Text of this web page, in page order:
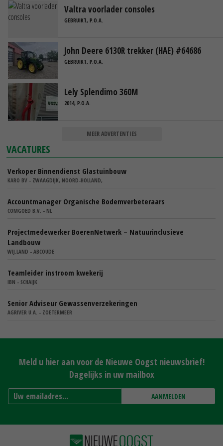
Valtra voorlader consoles
GEBRUIKT, P.O.A.
John Deere 6130R trekker (HAE) #64686
GEBRUIKT, P.O.A.
Lely Splendimo 360M
2014, P.O.A.
MEER ADVERTENTIES
VACATURES
Verkoper Binnendienst Glastuinbouw
KARO BV - ZWAAGDIJK, NOORD-HOLLAND,
Accountmanager Organische Bodemverbeteraars
COMGOED B.V. - NL
Projectmedewerker BoerenNetwerk – Natuurinclusieve
Landbouw
WIJ.LAND - ABCOUDE
Teamleider instroom kwekerij
IBN - SCHAIJK
Senior Adviseur Gewassenverzekeringen
AGRIVER U.A. - ZOETERMEER
Meld u hier aan voor de Nieuwe Oogst nieuwsbrief!
Dagelijks in uw mailbox
AANMELDEN